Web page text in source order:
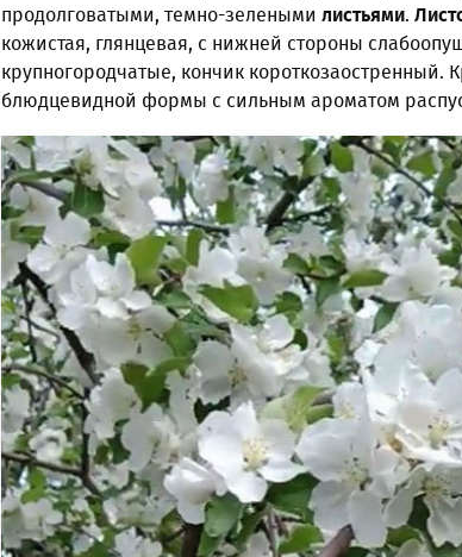
продолговатыми, темно-зелеными листьями.
кожистая, глянцевая, с нижней стороны
крупногородчатые, кончик короткозаостренный.
блюдцевидной формы с сильным ароматом